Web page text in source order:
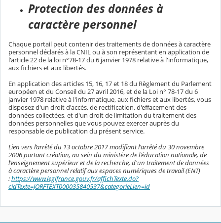
Protection des données à
caractère personnel
Chaque portail peut contenir des traitements de données à caractère
personnel déclarés à la CNIL ou à son représentant en application de
l'article 22 de la loi n°78-17 du 6 janvier 1978 relative à l'informatique,
aux fichiers et aux libertés.
En application des articles 15, 16, 17 et 18 du Règlement du Parlement
européen et du Conseil du 27 avril 2016, et de la Loi n° 78-17 du 6
janvier 1978 relative à l'informatique, aux fichiers et aux libertés, vous
disposez d'un droit d'accès, de rectification, d'effacement des
données collectées, et d'un droit de limitation du traitement des
données personnelles que vous pouvez exercer auprès du
responsable de publication du présent service.
Lien vers l’arrêté du 13 octobre 2017 modifiant l'arrêté du 30 novembre
2006 portant création, au sein du ministère de l'éducation nationale, de
l'enseignement supérieur et de la recherche, d'un traitement de données
à caractère personnel relatif aux espaces numériques de travail (ENT)
:https://www.legifrance.gouv.fr/affichTexte.do?
cidTexte=JORFTEXT000035840537&categorieLien=id